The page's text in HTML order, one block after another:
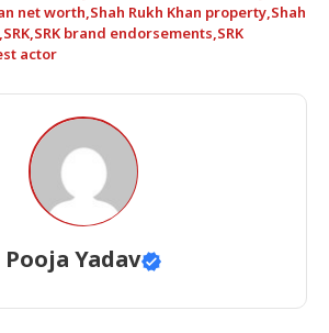
net worth,Shah Rukh Khan property,Shah
,SRK,SRK brand endorsements,SRK
actor
Pooja Yadav